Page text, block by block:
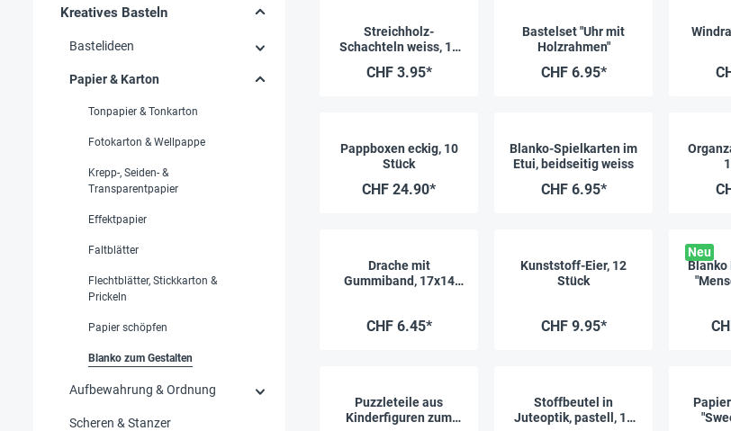
Kreatives Basteln
Bastelideen
Papier & Karton
Tonpapier & Tonkarton
Fotokarton & Wellpappe
Krepp-, Seiden- &
Transparentpapier
Effektpapier
Faltblätter
Flechtblätter, Stickkarton &
Prickeln
Papier schöpfen
Blanko zum Gestalten
Aufbewahrung & Ordnung
Scheren & Stanzer
Streichholz-
Schachteln weiss, 10
CHF 3.95*
Bastelset "Uhr mit
Holzrahmen"
CHF 6.95*
Pappboxen eckig, 10
Stück
CHF 24.90*
Blanko-Spielkarten im
Etui, beidseitig weiss
CHF 6.95*
Drache mit
Gummiband, 17x14
CHF 6.45*
Kunststoff-Eier, 12
Stück
CHF 9.95*
Neu
Blanko
Puzzleteile aus
Kinderfiguren zum
Stoffbeutel in
Juteoptik, pastell, 10